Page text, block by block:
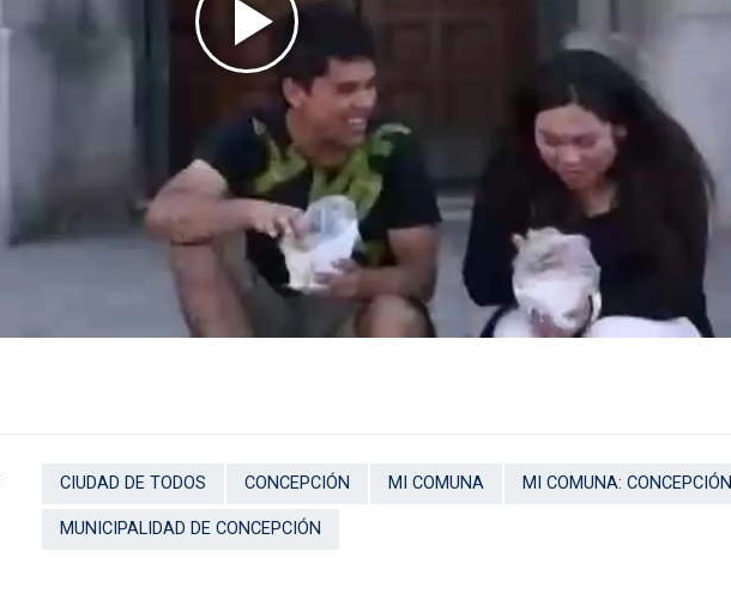
CIUDAD DE TODOS CONCEPCIÓN MI COMUNA MI COMUNA: CONCEPCIÓN
MUNICIPALIDAD DE CONCEPCIÓN